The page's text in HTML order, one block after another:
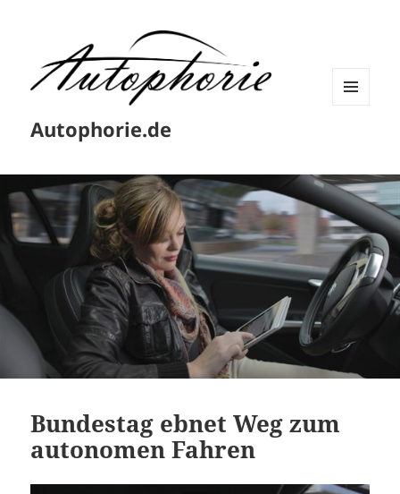
Autophorie.de
Bundestag ebnet Weg zum
autonomen Fahren